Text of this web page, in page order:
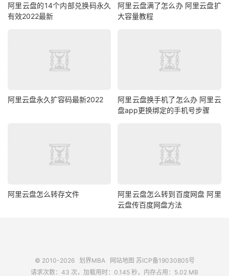
阿里云盘的14个内部兑换码永久
有效2022最新
阿里云盘满了怎么办 阿里云盘扩
大容量教程
阿里云盘永久扩容码最新2022
阿里云盘换手机了怎么办 阿里云
盘app更换绑定的手机号步骤
阿里云盘怎么转存文件
阿里云盘怎么转到百度网盘 阿里
云盘传百度网盘方法
© 2010-2026 划界MBA 网站地图 苏ICP备19030805号
请求次数：43 次，加载用时：0.145 秒，内存占用：5.02 MB